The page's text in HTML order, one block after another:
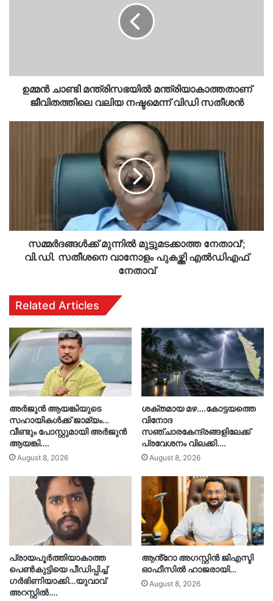
സതീശൻ
ഉമ്മൻ ചാണ്ടി മന്ത്രിസഭയിൽ മന്ത്രിയാകാത്തതാണ്
ജീവിതത്തിലെ വലിയ നഷ്ടമെന്ന് വിഡി സതീശൻ
മുട്ടുമടക്കാത്ത
എൽഡിഎഫ്
നേതാവ്സമ്മര്‍ദങ്ങള്‍ക്ക് മുന്നില്‍ മുട്ടുമടക്കാത്ത നേതാവ്';
വി.ഡി. സതീശനെ വാനോളം പുകഴ്ത്തി എൽഡിഎഫ്
നേതാവ്
Related Articles
അർജുൻ ആയങ്കിയുടെ
സഹായികൾക്ക് ജാമ്യം…
വീണ്ടും പോസ്റ്റുമായി അർജുൻ
ആയങ്കി….
August 8, 2026
ശക്തമായ മഴ….കോട്ടയത്തെ
വിനോദ
സഞ്ചാരകേന്ദ്രങ്ങളിലേക്ക്
പ്രവേശനം വിലക്കി….
August 8, 2026
പ്രായപൂർത്തിയാകാത്ത
പെൺകുട്ടിയെ പീഡിപ്പിച്ച്
ഗർഭിണിയാക്കി…യുവാവ്
അറസ്റ്റിൽ….
ആൻ്റോ അഗസ്റ്റിന്‍ ജിഎസ്ടി
ഓഫീസില്‍ ഹാജരായി…
August 8, 2026